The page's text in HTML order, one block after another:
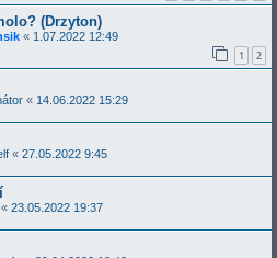
(Drzyton)
« 1.07.2022 12:49
1 2
« 14.06.2022 15:29
« 27.05.2022 9:45
« 23.05.2022 19:37